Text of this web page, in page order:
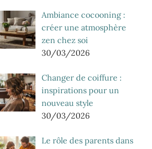
Ambiance cocooning :
créer une atmosphère
zen chez soi
30/03/2026
Changer de coiffure :
inspirations pour un
nouveau style
30/03/2026
Le rôle des parents dans